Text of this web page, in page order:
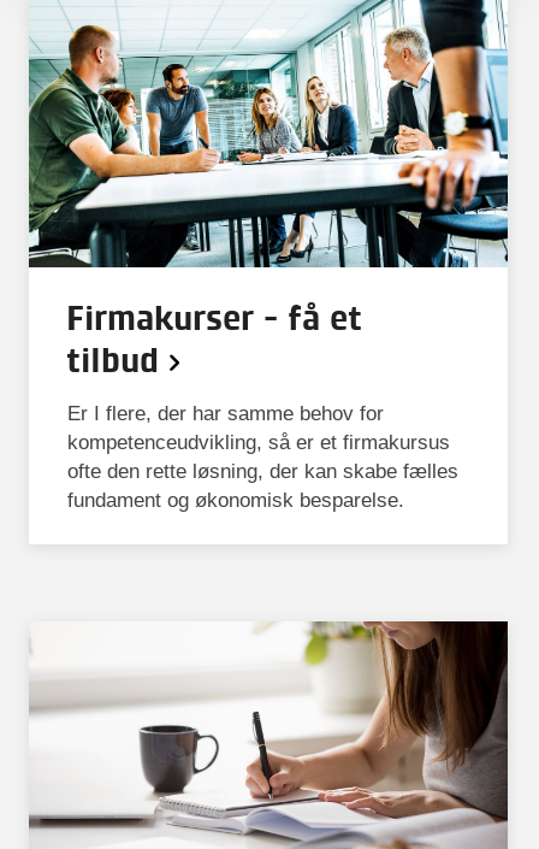
Firmakurser - få et
tilbud
Er I flere, der har samme behov for
kompetenceudvikling, så er et firmakursus
ofte den rette løsning, der kan skabe fælles
fundament og økonomisk besparelse.